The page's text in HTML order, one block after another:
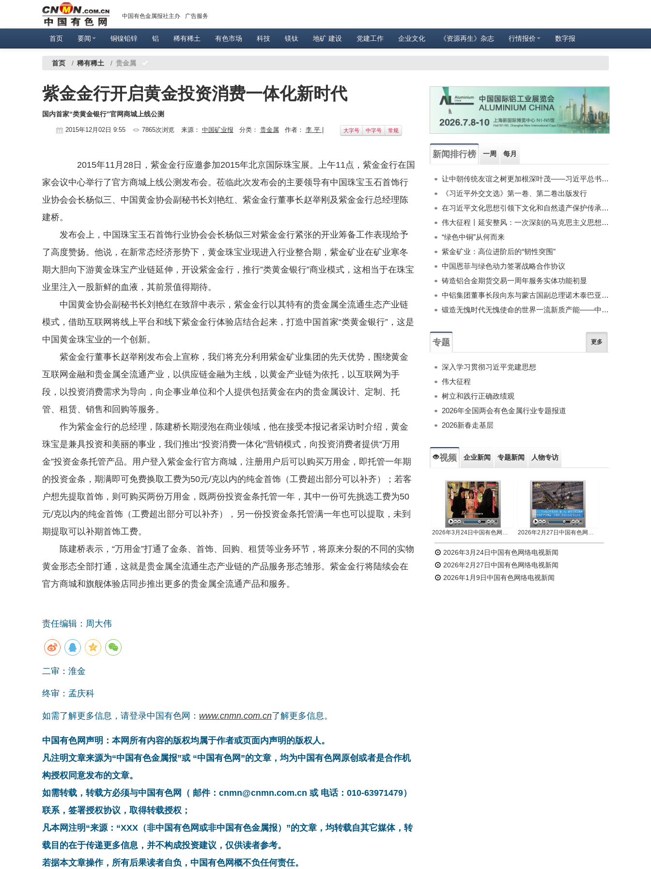
中国有色金属报社主办 广告服务
首页 要闻 铜镍铅锌 铝 稀有稀土 有色市场 科技 镁钛 地矿 建设 党建工作 企业文化 《资源再生》杂志 行情报价 数字报
首页 / 稀有稀土 / 贵金属
紫金金行开启黄金投资消费一体化新时代
国内首家“类黄金银行”官网商城上线公测
2015年12月02日 9:55 7865次浏览 来源： 中国矿业报 分类： 贵金属 作者： 李 平 | 大字号 中字号 常规
2015年11月28日，紫金金行应邀参加2015年北京国际珠宝展。上午11点，紫金金行在国
家会议中心举行了官方商城上线公测发布会。莅临此次发布会的主要领导有中国珠宝玉石首饰行
业协会会长杨似三、中国黄金协会副秘书长刘艳红、紫金金行董事长赵举刚及紫金金行总经理陈
建桥。
发布会上，中国珠宝玉石首饰行业协会会长杨似三对紫金金行紧张的开业筹备工作表现给予
了高度赞扬。他说，在新常态经济形势下，黄金珠宝业现进入行业整合期，紫金矿业在矿业寒冬
期大胆向下游黄金珠宝产业链延伸，开设紫金金行，推行”类黄金银行”商业模式，这相当于在珠宝
业里注入一股新鲜的血液，其前景值得期待。
中国黄金协会副秘书长刘艳红在致辞中表示，紫金金行以其特有的贵金属全流通生态产业链
模式，借助互联网将线上平台和线下紫金金行体验店结合起来，打造中国首家“类黄金银行”，这是
中国黄金珠宝业的一个创新。
紫金金行董事长赵举刚发布会上宣称，我们将充分利用紫金矿业集团的先天优势，围绕黄金
互联网金融和贵金属全流通产业，以供应链金融为主线，以黄金产业链为依托，以互联网为手
段，以投资消费需求为导向，向企事业单位和个人提供包括黄金在内的贵金属设计、定制、托
管、租赁、销售和回购等服务。
作为紫金金行的总经理，陈建桥长期浸泡在商业领域，他在接受本报记者采访时介绍，黄金
珠宝是兼具投资和美丽的事业，我们推出“投资消费一体化”营销模式，向投资消费者提供“万用
金”投资金条托管产品。用户登入紫金金行官方商城，注册用户后可以购买万用金，即托管一年期
的投资金条，期满即可免费换取工费为50元/克以内的纯金首饰（工费超出部分可以补齐）；若客
户想先提取首饰，则可购买两份万用金，既两份投资金条托管一年，其中一份可先挑选工费为50
元/克以内的纯金首饰（工费超出部分可以补齐），另一份投资金条托管满一年也可以提取，未到
期提取可以补期首饰工费。
陈建桥表示，“万用金”打通了金条、首饰、回购、租赁等业务环节，将原来分裂的不同的实物
黄金形态全部打通，这就是贵金属全流通生态产业链的产品服务形态雏形。紫金金行将陆续会在
官方商城和旗舰体验店同步推出更多的贵金属全流通产品和服务。
责任编辑：周大伟
二审：淮金
终审：孟庆科
如需了解更多信息，请登录中国有色网： www.cnmn.com.cn了解更多信息。
中国有色网声明：本网所有内容的版权均属于作者或页面内声明的版权人。
凡注明文章来源为“中国有色金属报”或 “中国有色网”的文章，均为中国有色网原创或者是合作机
构授权同意发布的文章。
如需转载，转载方必须与中国有色网（ 邮件：cnmn@cnmn.com.cn 或 电话：010-63971479）
联系，签署授权协议，取得转载授权；
凡本网注明“来源：“XXX（非中国有色网或非中国有色金属报）”的文章，均转载自其它媒体，转
载目的在于传递更多信息，并不构成投资建议，仅供读者参考。
若据本文章操作，所有后果读者自负，中国有色网概不负任何责任。
新闻排行榜 一周 每月
让中朝传统友谊之树更加根深叶茂——习近平总书记对朝鲜进行国事访问纪实
《习近平外交文选》第一卷、第二卷出版发行
在习近平文化思想引领下文化和自然遗产保护传承利用工作开创新局面
伟大征程丨延安整风：一次深刻的马克思主义思想教育运动
“绿色中铜”从何而来
紫金矿业：高位进阶后的“韧性突围”
中国恩菲与绿色动力签署战略合作协议
铸造铝合金期货交易一周年服务实体功能初显
中铝集团董事长段向东与蒙古国副总理诺木泰巴亚尔举行会谈
锻造无愧时代无愧使命的世界一流新质产能——中国有色金属工业的战略应对与破局之道（二）
专题 更多
深入学习贯彻习近平党建思想
伟大征程
树立和践行正确政绩观
2026年全国两会有色金属行业专题报道
2026新春走基层
视频 企业新闻 专题新闻 人物专访
2026年3月24日中国有色网络电视新闻 2026年2月27日中国有色网络电视新闻
2026年3月24日中国有色网络电视新闻
2026年2月27日中国有色网络电视新闻
2026年1月9日中国有色网络电视新闻